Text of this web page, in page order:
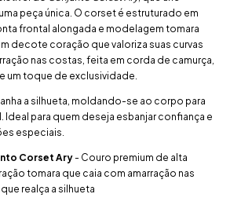
peça única. O corset é estruturado em
frontal alongada e modelagem tomara
decote coração que valoriza suas curvas
nas costas, feita em corda de camurça,
um toque de exclusividade.
a silhueta, moldando-se ao corpo para
Ideal para quem deseja esbanjar confiança e
especiais.
Corset Ary- Couro premium de alta
tomara que caia com amarração nas
realça a silhueta